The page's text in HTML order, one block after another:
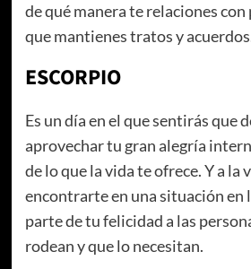
de qué manera te relaciones con
que mantienes tratos y
ESCORPIO
Es un día en el que sentirás que
aprovechar tu gran alegría
de lo que la vida te ofrece. Y a la
encontrarte en una situación en
parte de tu felicidad a las
rodean y que lo necesitan.